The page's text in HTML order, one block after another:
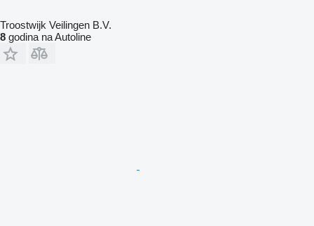
Troostwijk Veilingen B.V.
8 godina na Autoline